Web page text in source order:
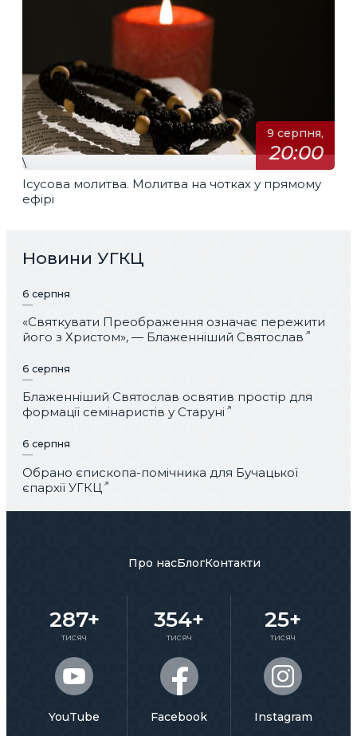
9 серпня,
20:00
\
Ісусова молитва. Молитва на чотках у прямому
ефірі
Новини УГКЦ
6 серпня
«Святкувати Преображення означає пережити
його з Христом», — Блаженніший Святослав
6 серпня
Блаженніший Святослав освятив простір для
формації семінаристів у Старуні
6 серпня
Обрано єпископа-помічника для Бучацької
єпархії УГКЦ
Про насБлогКонтакти
287+
тисяч
YouTube
354+
тисяч
Facebook
25+
тисяч
Instagram